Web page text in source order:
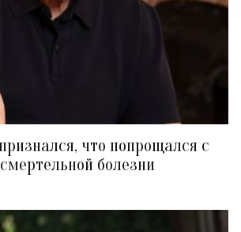
что попрощался с
болезни